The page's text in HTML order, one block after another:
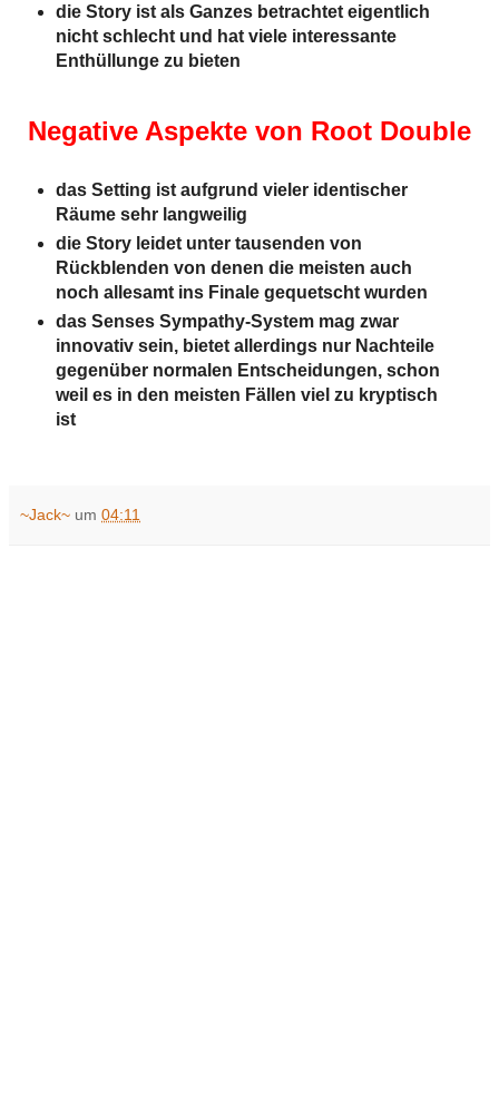
die Story ist als Ganzes betrachtet eigentlich
nicht schlecht und hat viele interessante
Enthüllunge zu bieten
Negative Aspekte von Root Double
das Setting ist aufgrund vieler identischer
Räume sehr langweilig
die Story leidet unter tausenden von
Rückblenden von denen die meisten auch
noch allesamt ins Finale gequetscht wurden
das Senses Sympathy-System mag zwar
innovativ sein, bietet allerdings nur Nachteile
gegenüber normalen Entscheidungen, schon
weil es in den meisten Fällen viel zu kryptisch
ist
~Jack~ um 04:11